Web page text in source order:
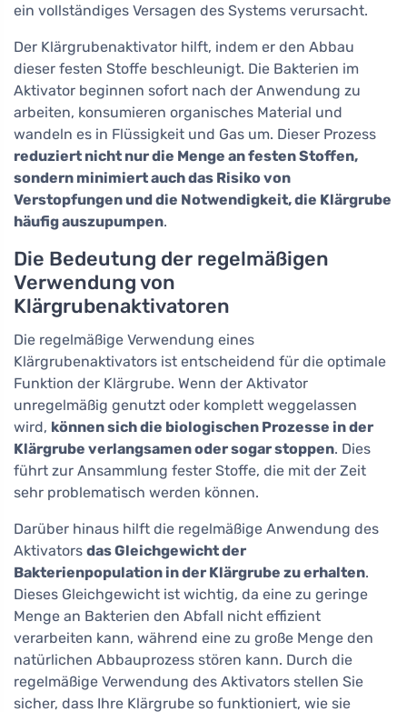
ein vollständiges Versagen des Systems verursacht.
Der Klärgrubenaktivator hilft, indem er den Abbau
dieser festen Stoffe beschleunigt. Die Bakterien im
Aktivator beginnen sofort nach der Anwendung zu
arbeiten, konsumieren organisches Material und
wandeln es in Flüssigkeit und Gas um. Dieser Prozess
reduziert nicht nur die Menge an festen Stoffen,
sondern minimiert auch das Risiko von
Verstopfungen und die Notwendigkeit, die Klärgrube
häufig auszupumpen.
Die Bedeutung der regelmäßigen
Verwendung von
Klärgrubenaktivatoren
Die regelmäßige Verwendung eines
Klärgrubenaktivators ist entscheidend für die optimale
Funktion der Klärgrube. Wenn der Aktivator
unregelmäßig genutzt oder komplett weggelassen
wird, können sich die biologischen Prozesse in der
Klärgrube verlangsamen oder sogar stoppen. Dies
führt zur Ansammlung fester Stoffe, die mit der Zeit
sehr problematisch werden können.
Darüber hinaus hilft die regelmäßige Anwendung des
Aktivators das Gleichgewicht der
Bakterienpopulation in der Klärgrube zu erhalten.
Dieses Gleichgewicht ist wichtig, da eine zu geringe
Menge an Bakterien den Abfall nicht effizient
verarbeiten kann, während eine zu große Menge den
natürlichen Abbauprozess stören kann. Durch die
regelmäßige Verwendung des Aktivators stellen Sie
sicher, dass Ihre Klärgrube so funktioniert, wie sie